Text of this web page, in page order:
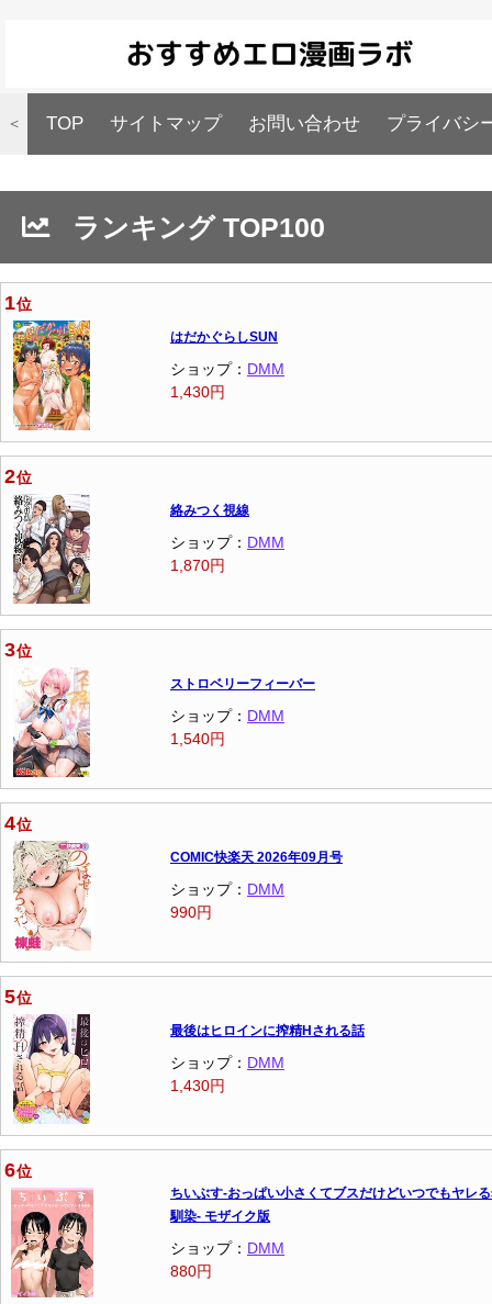
TOP サイトマップ お問い合わせ プライバシ
＜
ランキング TOP100
1位
はだかぐらしSUN
ショップ： DMM
1,430円
2位
絡みつく視線
ショップ： DMM
1,870円
3位
ストロベリーフィーバー
ショップ： DMM
1,540円
4位
COMIC快楽天 2026年09月号
ショップ： DMM
990円
5位
最後はヒロインに搾精Hされる話
ショップ： DMM
1,430円
6位
ちいぶす-おっぱい小さくてブスだけどいつでもヤレ
馴染- モザイク版
ショップ： DMM
880円